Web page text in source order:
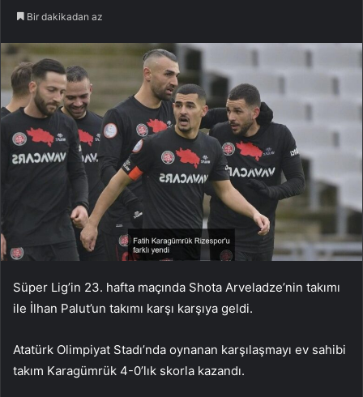
Bir dakikadan az
Süper Lig’in 23. hafta maçında Shota Arveladze’nin takımı
ile İlhan Palut’un takımı karşı karşıya geldi.
Atatürk Olimpiyat Stadı’nda oynanan karşılaşmayı ev sahibi
takım Karagümrük 4-0’lık skorla kazandı.